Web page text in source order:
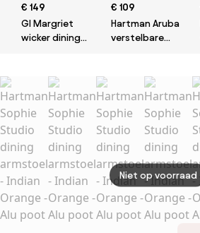
€ 149
GI Margriet
wicker dining
€ 109
Hartman Aruba
verstelbare
Niet op voorraad